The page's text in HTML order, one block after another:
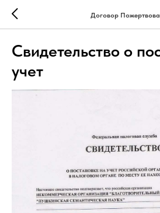
Договор
Свидетельство о
учет